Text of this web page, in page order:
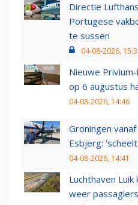
Directie
Portugese
te sussen
04-08-2026,
Nieuwe
op 6 augustus
04-08-2026, 14:46
Groningen
Esbjerg:
04-08-2026, 14:41
Luchthaven
weer